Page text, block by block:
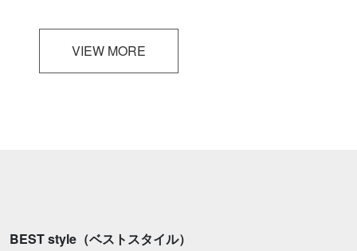
VIEW MORE
BEST style（ベストスタイル）